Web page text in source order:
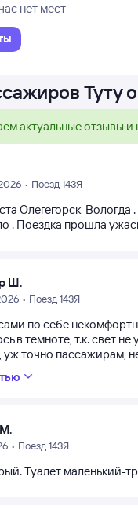
нет мест
Туту
актуальные отзывы и
• Поезд 143Я
Олегегорск-Вологда
. Поездка прошла
Ш.
• Поезд 143Я
по себе
в темноте, т.к. свет
уж точно пассажирам,
• Поезд 143Я
Туалет маленький-